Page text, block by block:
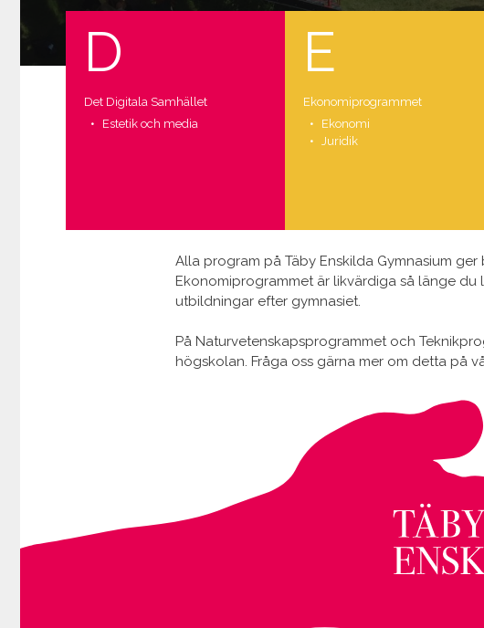
D
Det Digitala Samhället
Estetik och media
E
Ekonomi­programmet
Ekonomi
Juridik
Alla program på Täby Enskilda Gymnasium
Ekonomiprogrammet är likvärdiga så länge du
utbildningar efter gymnasiet.
På Naturvetenskapsprogrammet och
högskolan. Fråga oss gärna mer om detta på